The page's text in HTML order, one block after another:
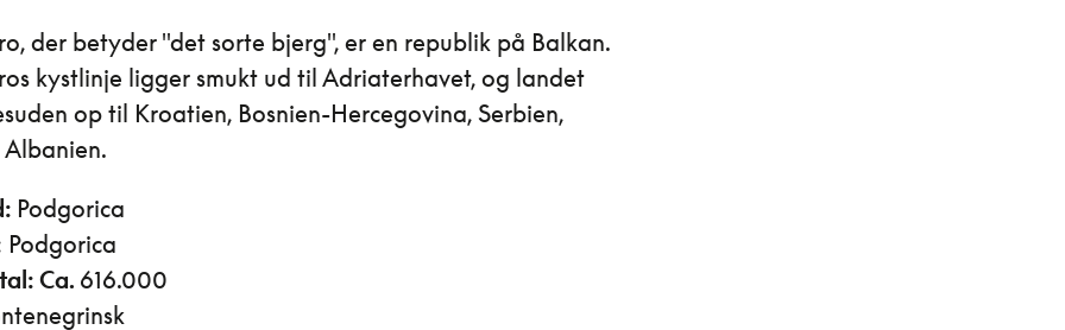
der betyder "det sorte bjerg", er en republik på Balkan.
kystlinje ligger smukt ud til Adriaterhavet, og landet
op til Kroatien, Bosnien-Hercegovina, Serbien,
Podgorica
Podgorica
Ca. 616.000